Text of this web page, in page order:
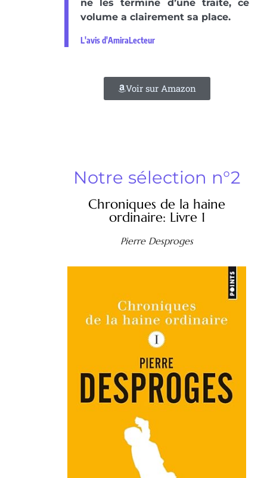
ne les termine d’une traite, ce
volume a clairement sa place.
L'avis d'AmiraLecteur
Voir sur Amazon
Notre sélection n°2
Chroniques de la haine
ordinaire: Livre 1
Pierre Desproges